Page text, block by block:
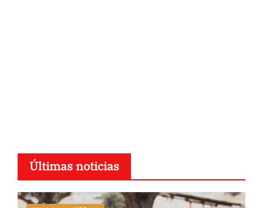
Últimas noticias